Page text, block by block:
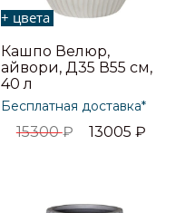
+ цвета
Кашпо Велюр,
айвори, Д35 В55 см,
40 л
Бесплатная доставка*
15300₽ 13005 ₽